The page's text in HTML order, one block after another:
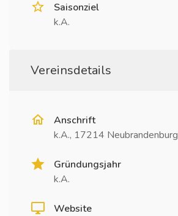
Saisonziel
k.A.
Vereinsdetails
Anschrift
k.A., 17214 Neubrandenburg
Gründungsjahr
k.A.
Website